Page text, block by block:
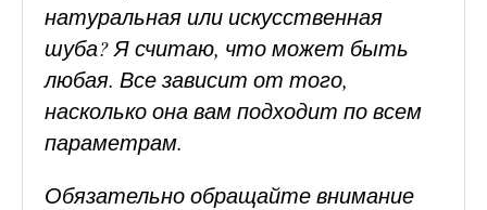
натуральная или искусственная
шуба? Я считаю, что может быть
любая. Все зависит от того,
насколько она вам подходит по всем
параметрам.
Обязательно обращайте внимание